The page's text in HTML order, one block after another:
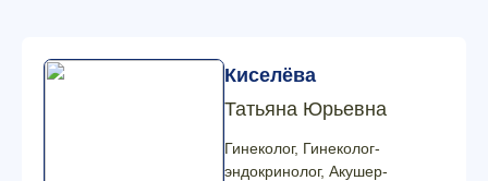
Киселёва
Татьяна Юрьевна
Гинеколог, Гинеколог-
эндокринолог, Акушер-